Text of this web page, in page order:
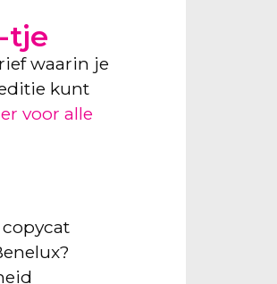
tje
waarin je
kunt
voor alle
copycat